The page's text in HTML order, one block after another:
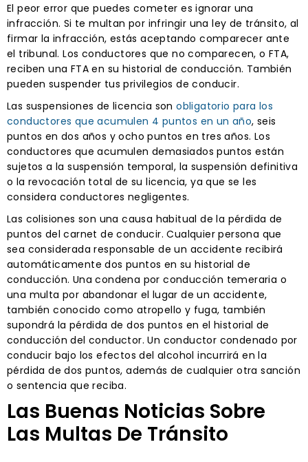
El peor error que puedes cometer es ignorar una
infracción. Si te multan por infringir una ley de tránsito, al
firmar la infracción, estás aceptando comparecer ante
el tribunal. Los conductores que no comparecen, o FTA,
reciben una FTA en su historial de conducción. También
pueden suspender tus privilegios de conducir.
Las suspensiones de licencia sonobligatorio para los
conductores que acumulen 4 puntos en un año, seis
puntos en dos años y ocho puntos en tres años. Los
conductores que acumulen demasiados puntos están
sujetos a la suspensión temporal, la suspensión definitiva
o la revocación total de su licencia, ya que se les
considera conductores negligentes.
Las colisiones son una causa habitual de la pérdida de
puntos del carnet de conducir. Cualquier persona que
sea considerada responsable de un accidente recibirá
automáticamente dos puntos en su historial de
conducción. Una condena por conducción temeraria o
una multa por abandonar el lugar de un accidente,
también conocido como atropello y fuga, también
supondrá la pérdida de dos puntos en el historial de
conducción del conductor. Un conductor condenado por
conducir bajo los efectos del alcohol incurrirá en la
pérdida de dos puntos, además de cualquier otra sanción
o sentencia que reciba.
Las Buenas Noticias Sobre
Las Multas De Tránsito